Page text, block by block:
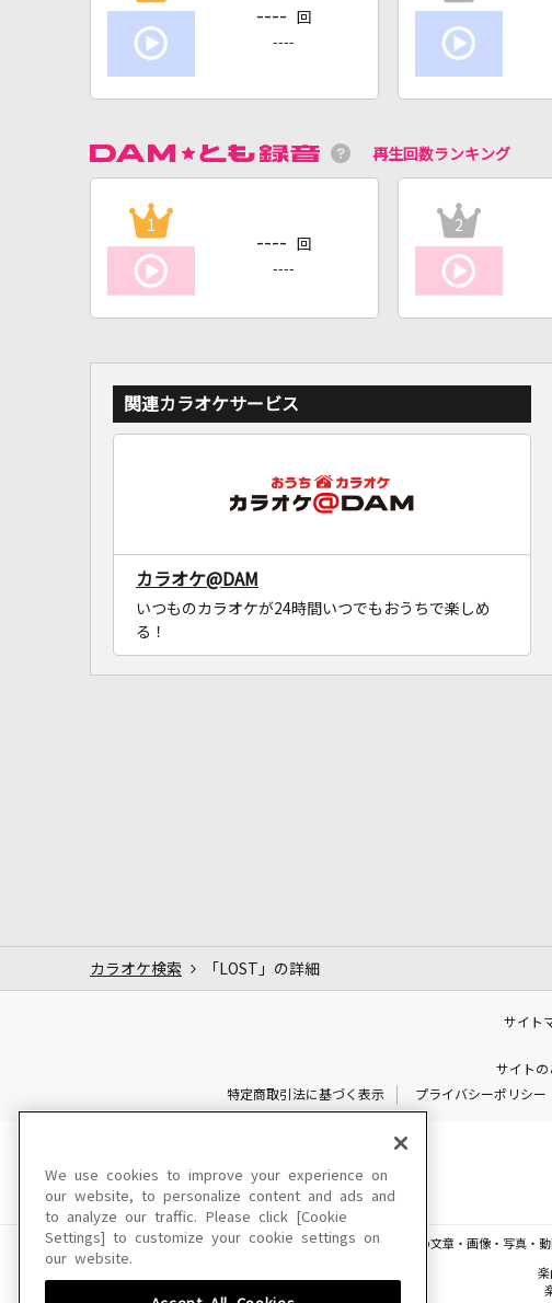
---- 回
----
再生回数ランキング
1
---- 回
----
2
関連カラオケサービス
カラオケ@DAM
いつものカラオケが24時間いつでもおうちで楽しめ
る！
カラオケ検索 「LOST」の詳細
サイト
サイトの
特定商取引法に基づく表示
プライバシーポリシー
このサイトに掲載されている一切の文章・画像・写真・
楽
We use cookies to improve your experience on
our website, to personalize content and ads and
to analyze our traffic. Please click [Cookie
Settings] to customize your cookie settings on
our website.